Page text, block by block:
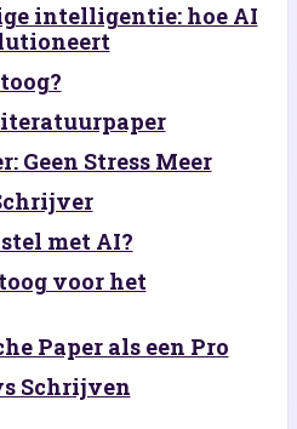
intelligentie: hoe AI
Geen Stress Meer
met AI?
voor het
Paper als een Pro
Schrijven